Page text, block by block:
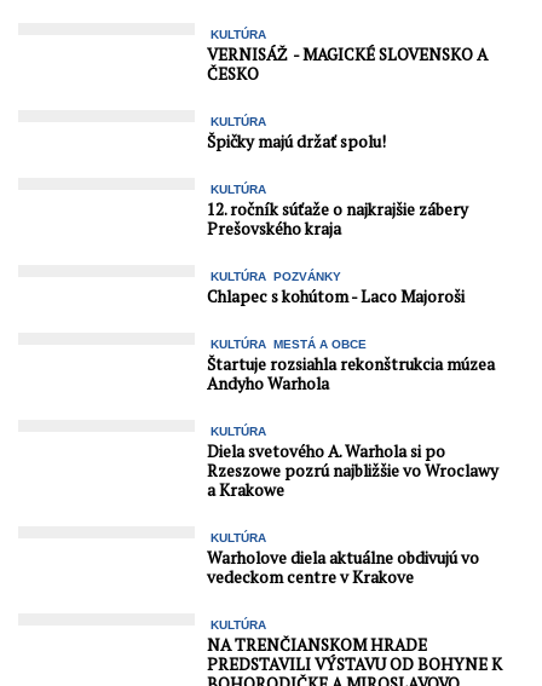
KULTÚRA
VERNISÁŽ - MAGICKÉ SLOVENSKO A
ČESKO
KULTÚRA
Špičky majú držať spolu!
KULTÚRA
12. ročník súťaže o najkrajšie zábery
Prešovského kraja
KULTÚRA POZVÁNKY
Chlapec s kohútom - Laco Majoroši
KULTÚRA MESTÁ A OBCE
Štartuje rozsiahla rekonštrukcia múzea
Andyho Warhola
KULTÚRA
Diela svetového A. Warhola si po
Rzeszowe pozrú najbližšie vo Wroclawy
a Krakowe
KULTÚRA
Warholove diela aktuálne obdivujú vo
vedeckom centre v Krakove
KULTÚRA
NA TRENČIANSKOM HRADE
PREDSTAVILI VÝSTAVU OD BOHYNE K